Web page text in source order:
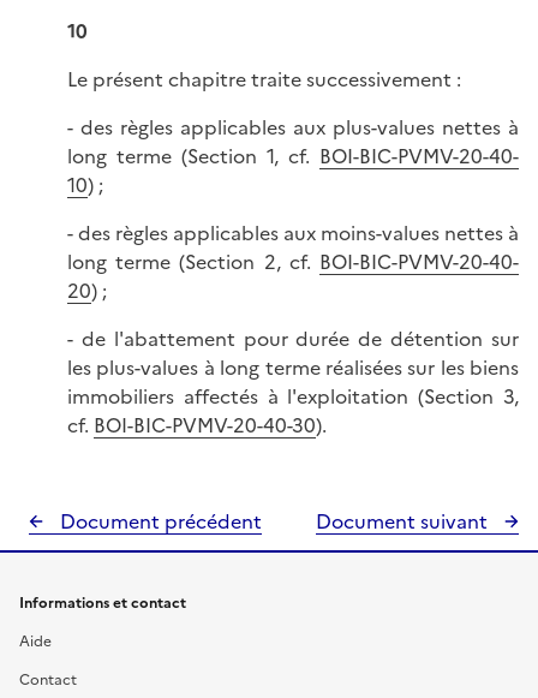
10
Le présent chapitre traite successivement :
- des règles applicables aux plus-values nettes à
long terme (Section 1, cf. BOI-BIC-PVMV-20-40-
10) ;
- des règles applicables aux moins-values nettes à
long terme (Section 2, cf. BOI-BIC-PVMV-20-40-
20) ;
- de l'abattement pour durée de détention sur
les plus-values à long terme réalisées sur les biens
immobiliers affectés à l'exploitation (Section 3,
cf. BOI-BIC-PVMV-20-40-30).
Document précédent Document suivant
Informations et contact
Aide
Contact